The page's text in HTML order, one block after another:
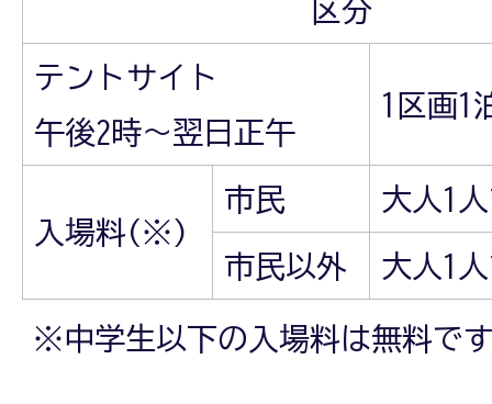
区分
テントサイト
午後2時～翌日正午
1区画1
入場料(※)
市民 大人1
市民以外 大人1
※中学生以下の入場料は無料で